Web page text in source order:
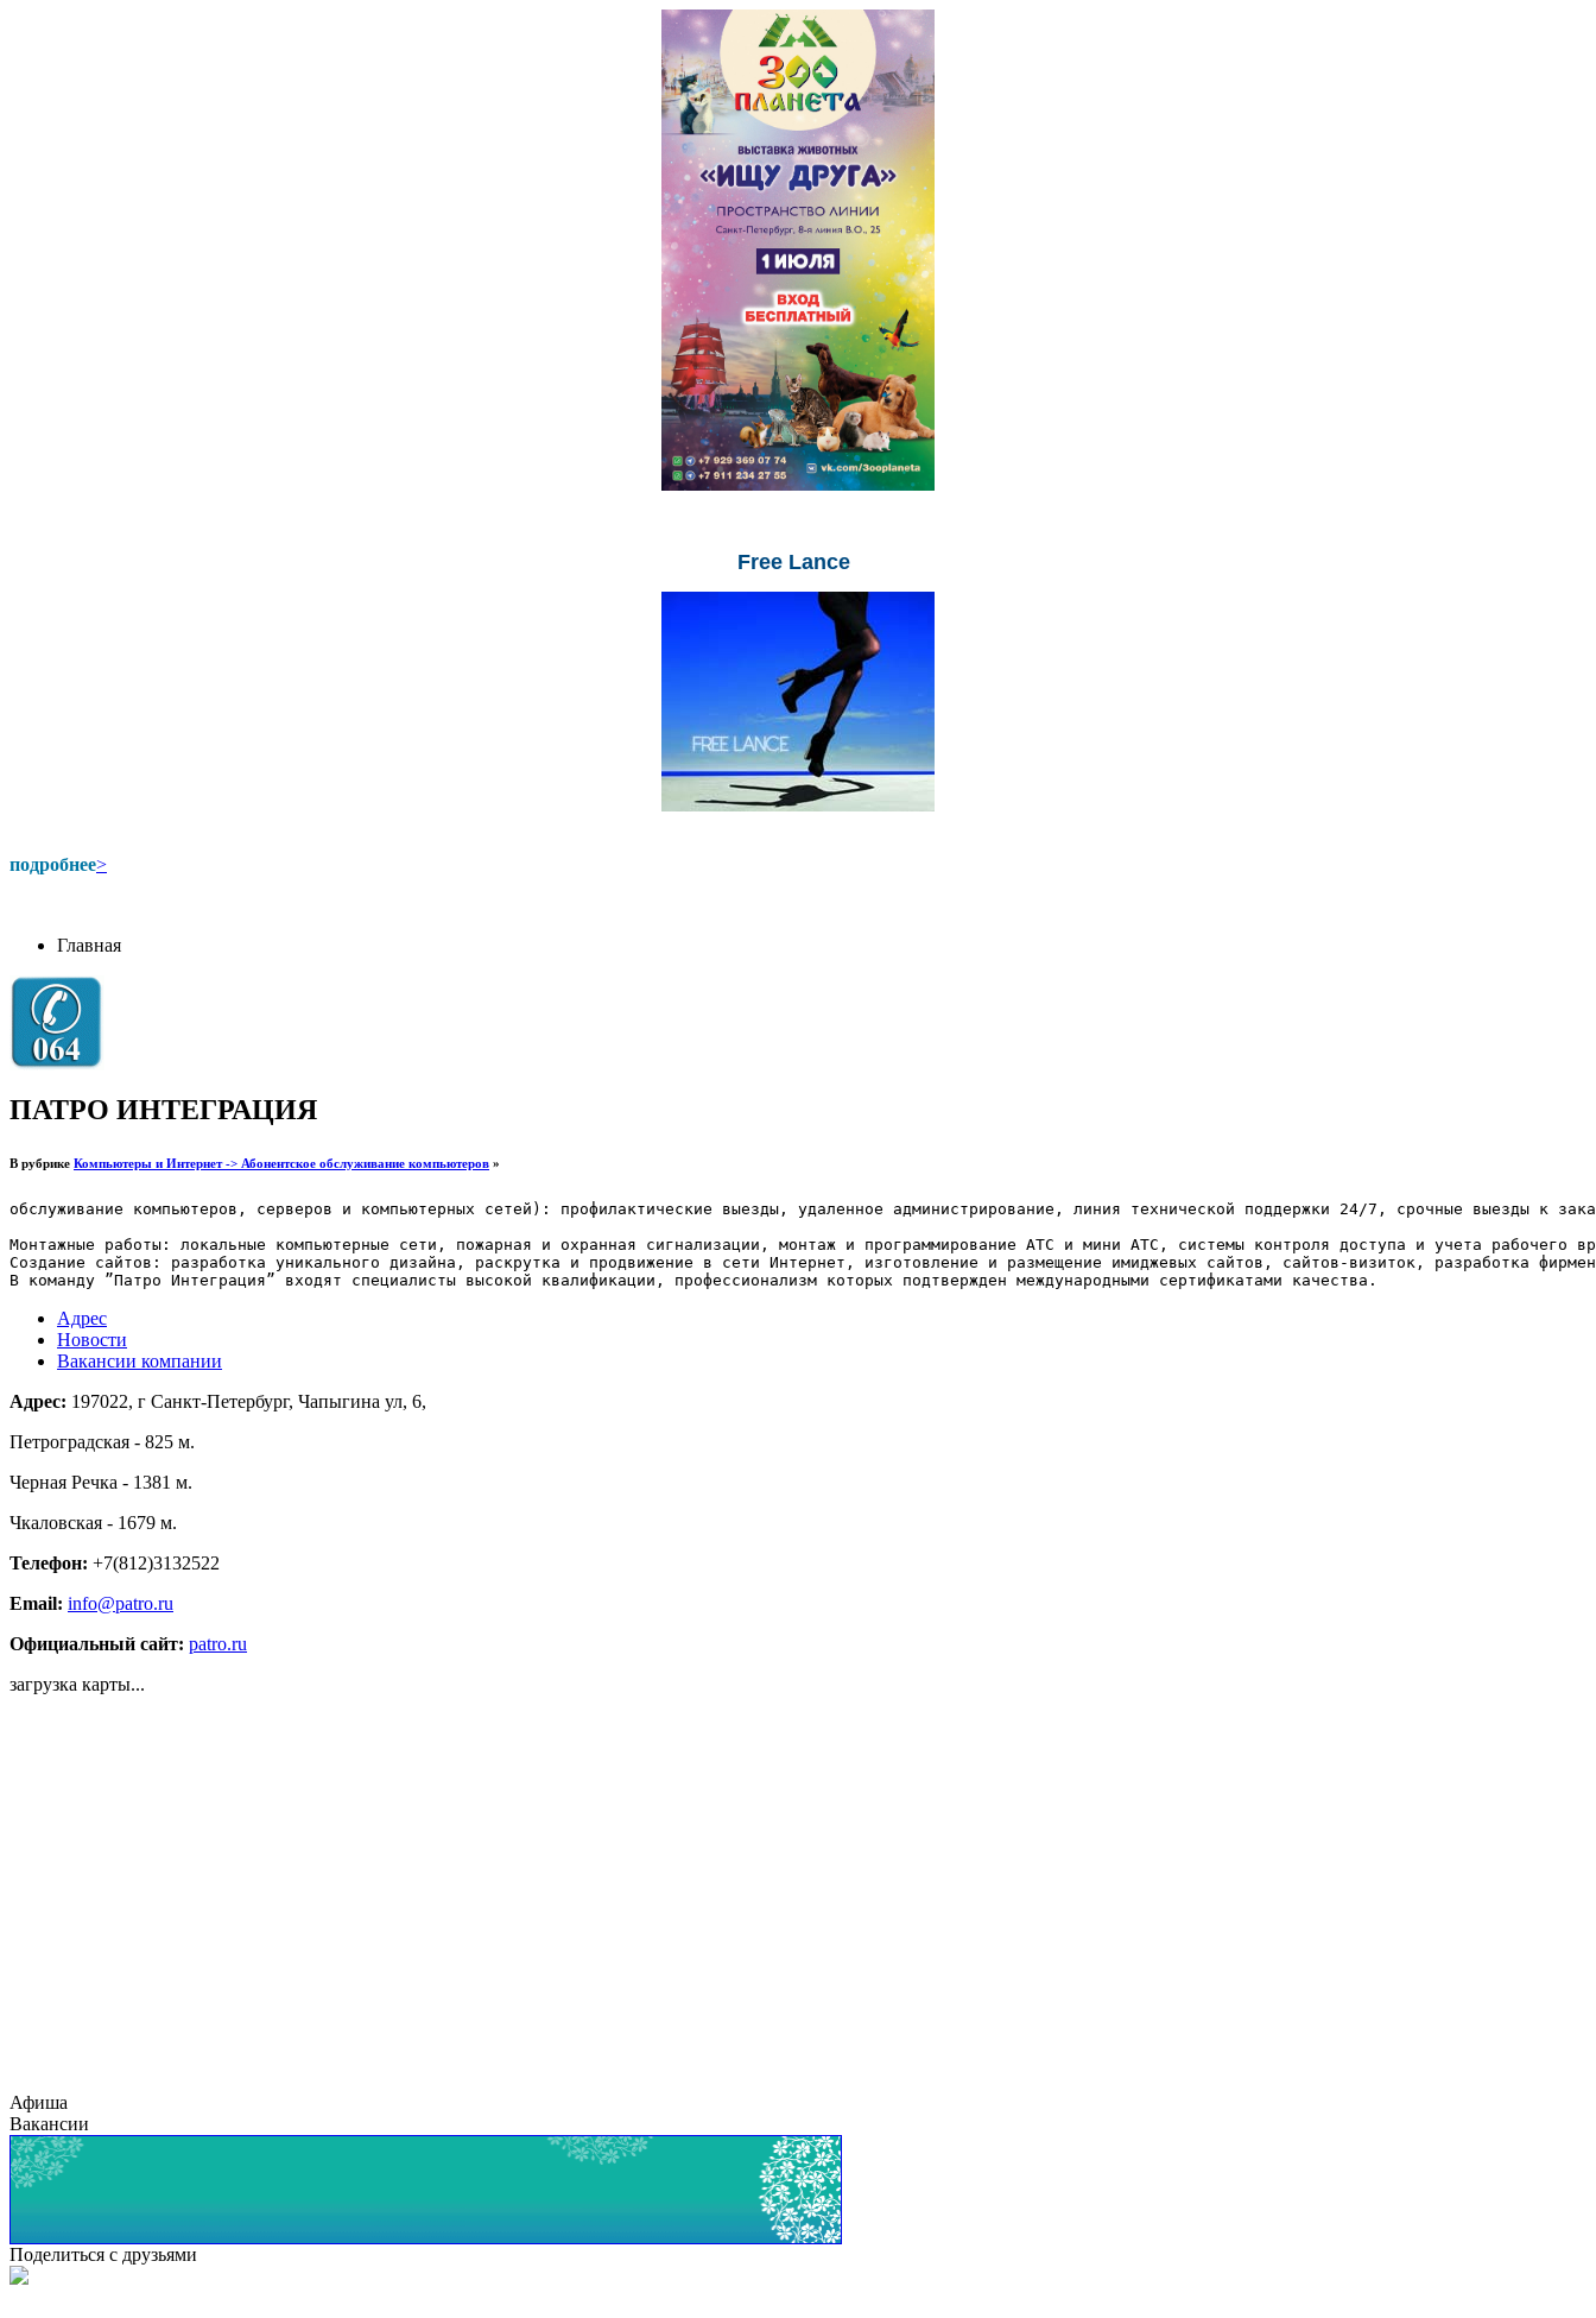
Free Lance
подробнее>
Главная
ПАТРО ИНТЕГРАЦИЯ
В рубрике Компьютеры и Интернет -> Абонентское обслуживание компьютеров »
обслуживание компьютеров, серверов и компьютерных сетей): профилактические выезды, удаленное администрирование, линия технической поддержки 24/7, срочные выезды к
Монтажные работы: локальные компьютерные сети, пожарная и охранная сигнализации, монтаж и программирование АТС и мини АТС, системы контроля доступа и учета рабочего
Создание сайтов: разработка уникального дизайна, раскрутка и продвижение в сети Интернет, изготовление и размещение имиджевых сайтов, сайтов-визиток, разработка
В команду ”Патро Интеграция” входят специалисты высокой квалификации, профессионализм которых подтвержден международными сертификатами качества.
Адрес
Новости
Вакансии компании
Адрес: 197022, г Санкт-Петербург, Чапыгина ул, 6,
Петроградская - 825 м.
Черная Речка - 1381 м.
Чкаловская - 1679 м.
Телефон: +7(812)3132522
Email: info@patro.ru
Официальный сайт: patro.ru
загрузка карты...
Афиша
Вакансии
Поделиться с друзьями